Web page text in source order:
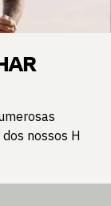
nossos H